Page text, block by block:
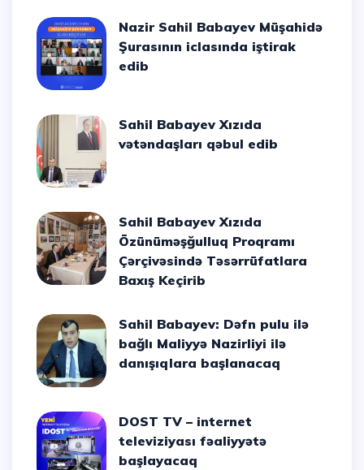
Nazir Sahil Babayev Müşahidə
Şurasının iclasında iştirak
edib
Sahil Babayev Xızıda
vətəndaşları qəbul edib
Sahil Babayev Xızıda
Özünüməşğulluq Proqramı
Çərçivəsində Təsərrüfatlara
Baxış Keçirib
Sahil Babayev: Dəfn pulu ilə
bağlı Maliyyə Nazirliyi ilə
danışıqlara başlanacaq
DOST TV – internet
televiziyası fəaliyyətə
başlayacaq